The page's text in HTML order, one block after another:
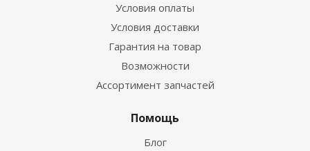
Условия оплаты
Условия доставки
Гарантия на товар
Возможности
Ассортимент запчастей
Помощь
Блог